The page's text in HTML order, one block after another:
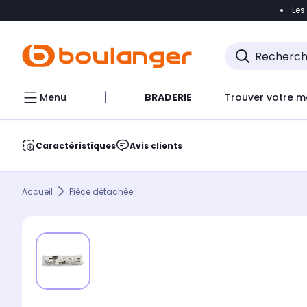
Accéder
Menu BRADERIE Trouver votre
Caractéristiques Avis clients
Accueil Pièce détachée